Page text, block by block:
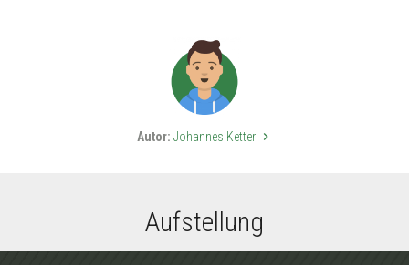
Autor: Johannes Ketterl keyboard_arrow_right
Aufstellung